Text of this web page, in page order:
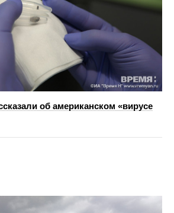
об американском «вирусе